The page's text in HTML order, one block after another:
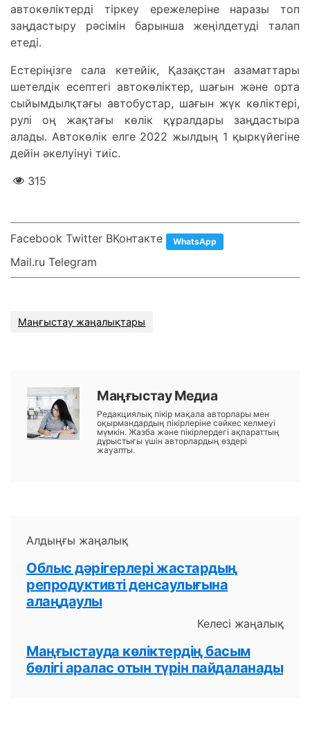
автокөліктерді тіркеу ережелеріне наразы топ
заңдастыру рәсімін барынша жеңілдетуді талап
етеді.
Естеріңізге сала кетейік, Қазақстан азаматтары
шетелдік есептегі автокөліктер, шағын және орта
сыйымдылқтағы автобустар, шағын жүк көліктері,
рулі оң жақтағы көлік құралдары заңдастыра
алады. Автокөлік елге 2022 жылдың 1 қыркүйегіне
дейін әкелуінуі тиіс.
315
Facebook Twitter ВКонтакте WhatsApp
Mail.ru Telegram
Маңғыстау жаңалықтары
Маңғыстау Медиа
Редакциялық пікір мақала авторлары мен
оқырмандардың пікірлеріне сәйкес келмеуі
мүмкін. Жазба және пікірлердегі ақпараттың
дұрыстығы үшін авторлардың өздері
жауапты.
Алдыңғы жаңалық
Облыс дәрігерлері жастардың
репродуктивті денсаулығына
алаңдаулы
Келесі жаңалық
Маңғыстауда көліктердің басым
бөлігі аралас отын түрін пайдаланады